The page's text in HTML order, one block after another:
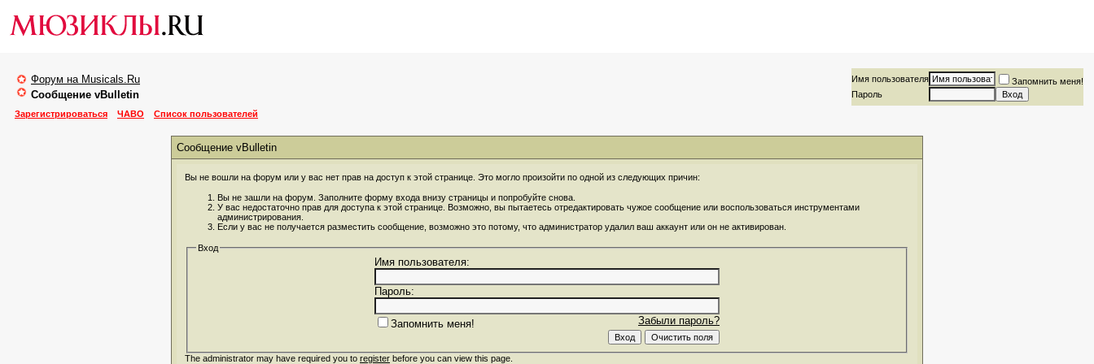
Форум на Musicals.Ru
Сообщение vBulletin
Имя пользователя
Запомнить меня!
Пароль
Зарегистрироваться
ЧАВО Список пользователей
Сообщение vBulletin
Вы не вошли на форум или у вас нет прав на доступ к этой странице. Это могло произойти по одной из следующих причин:
Вы не зашли на форум. Заполните форму входа внизу страницы и попробуйте снова.
У вас недостаточно прав для доступа к этой странице. Возможно, вы пытаетесь отредактировать чужое сообщение или воспользоваться инструментами
администрирования.
Если у вас не получается разместить сообщение, возможно это потому, что администратор удалил ваш аккаунт или он не активирован.
Вход
Имя пользователя:
Пароль:
Забыли пароль?
Запомнить меня!
The administrator may have required you to register before you can view this page.